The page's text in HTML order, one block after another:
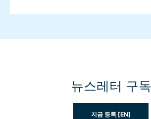
뉴스레터 구독
지금 등록 [EN]